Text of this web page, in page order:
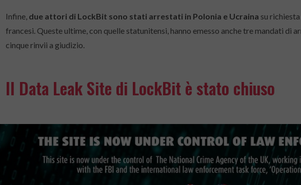
Infine, due attori di LockBit sono stati arrestati in Polonia e Ucraina su
francesi. Queste ultime, con quelle statunitensi, hanno emesso anche tre mandati di
cinque rinvii a giudizio.
Il Data Leak Site di LockBit è stato chiuso